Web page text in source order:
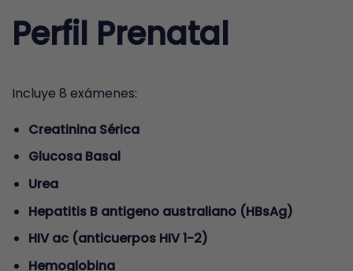
Perfil Prenatal
Incluye 8 exámenes:
Creatinina Sérica
Glucosa Basal
Urea
Hepatitis B antigeno australiano (HBsAg)
HIV ac (anticuerpos HIV 1-2)
Hemoglobina